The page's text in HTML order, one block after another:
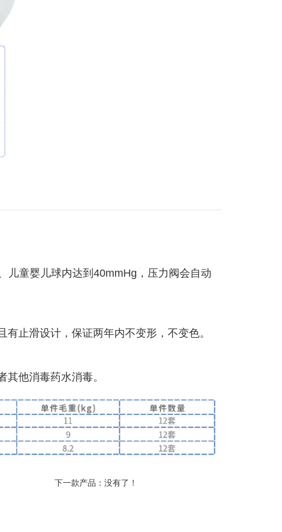
儿童婴儿球内达到40mmHg，压力阀会自动
止滑设计，保证两年内不变形，不变色。
他消毒药水消毒。
下一款产品：没有了！